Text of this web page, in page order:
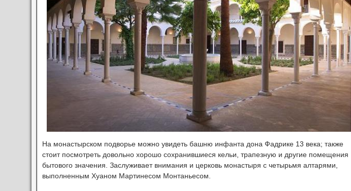
На монастырском подворье можно увидеть башню инфанта дона Фадрике 13 века; также
стоит посмотреть довольно хорошо сохранившиеся кельи, трапезную и другие помещения
бытового значения. Заслуживает внимания и церковь монастыря с четырьмя алтарями,
выполненным Хуаном Мартинесом Монтаньесом.